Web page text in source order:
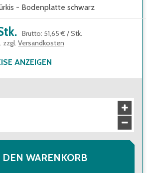
- Bodenplatte schwarz
Brutto: 51,65 € /Stk.
zzgl. Versandkosten
ANZEIGEN
DEN WARENKORB